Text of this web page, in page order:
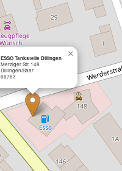
ESSO Tankstelle Dillingen
Merziger Str. 148
Dillingen/Saar
66763
×